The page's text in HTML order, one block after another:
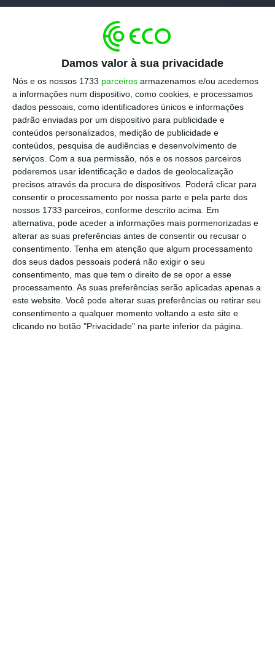
Damos valor à sua privacidade
Nós e os nossos 1733 parceiros armazenamos e/ou acedemos
a informações num dispositivo, como cookies, e processamos
dados pessoais, como identificadores únicos e informações
padrão enviadas por um dispositivo para publicidade e
conteúdos personalizados, medição de publicidade e
conteúdos, pesquisa de audiências e desenvolvimento de
serviços. Com a sua permissão, nós e os nossos parceiros
poderemos usar identificação e dados de geolocalização
precisos através da procura de dispositivos. Poderá clicar para
consentir o processamento por nossa parte e pela parte dos
nossos 1733 parceiros, conforme descrito acima. Em
alternativa, pode aceder a informações mais pormenorizadas e
alterar as suas preferências antes de consentir ou recusar o
consentimento. Tenha em atenção que algum processamento
dos seus dados pessoais poderá não exigir o seu
consentimento, mas que tem o direito de se opor a esse
processamento. As suas preferências serão aplicadas apenas a
este website. Você pode alterar suas preferências ou retirar seu
consentimento a qualquer momento voltando a este site e
clicando no botão "Privacidade" na parte inferior da página.